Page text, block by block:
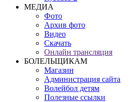
МЕДИА
Фото
Архив фото
Видео
Скачать
Онлайн трансляция
БОЛЕЛЬЩИКАМ
Магазин
Администрация сайта
Волейбол детям
Полезные ссылки